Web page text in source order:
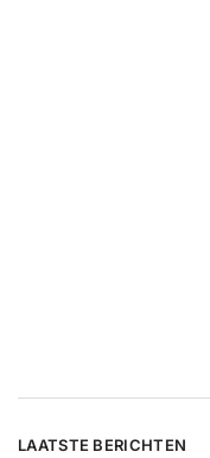
LAATSTE BERICHTEN